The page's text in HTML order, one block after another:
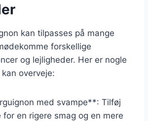
kan tilpasses på mange
forskellige
og lejligheder. Her er nogle
overveje:
med svampe**: Tilføj
for en rigere smag og en mere